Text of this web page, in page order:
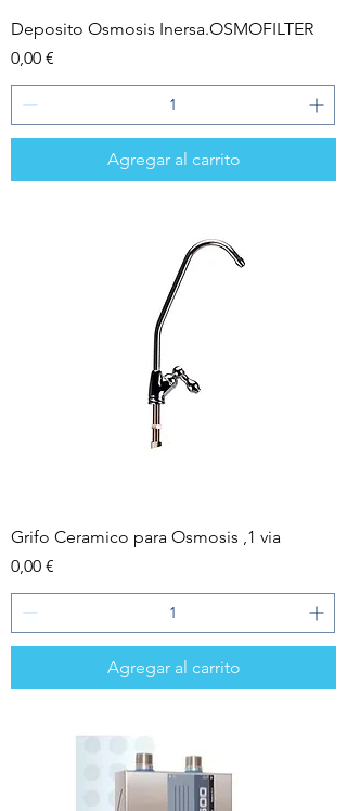
Deposito Osmosis Inersa.OSMOFILTER
Precio
0,00 €
Agregar al carrito
Grifo Ceramico para Osmosis ,1 via
Precio
0,00 €
Agregar al carrito